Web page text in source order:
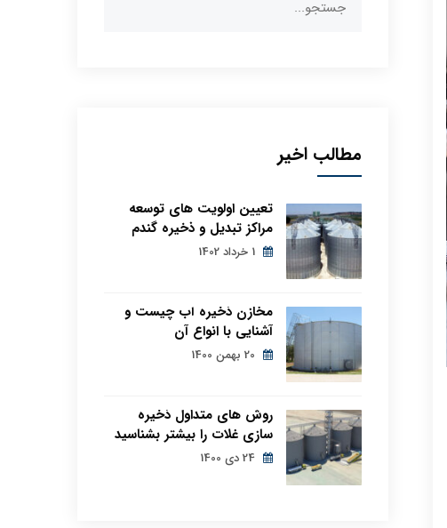
برای:
مطالب اخیر
تعیین اولویت های توسعه
مراکز تبدیل و ذخیره گندم
مخازن ذخیره آب چیست و
آشنایی با انواع آن
روش های متداول ذخیره
سازی غلات را بیشتر بشناسید